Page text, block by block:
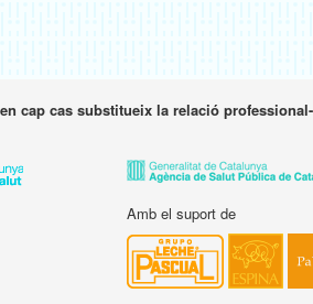
cap cas substitueix la relació
Amb el suport de